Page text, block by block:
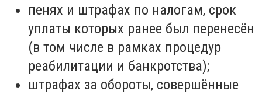
пенях и штрафах по налогам, срок
уплаты которых ранее был перенесён
(в том числе в рамках процедур
реабилитации и банкротства);
штрафах за обороты, совершённые